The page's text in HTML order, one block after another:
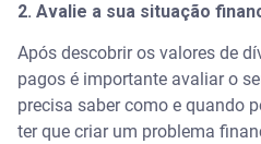
2. Avalie a sua situação
Após descobrir os valores de
pagos é importante avaliar o
precisa saber como e quando
ter que criar um problema